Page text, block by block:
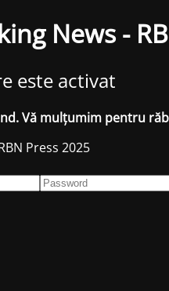
News -
este activat
Vă mulțumim pentru
Press 2025